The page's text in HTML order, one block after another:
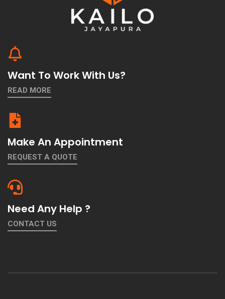
Want To Work With Us?
READ MORE
Make An Appointment
REQUEST A QUOTE
Need Any Help ?
CONTACT US